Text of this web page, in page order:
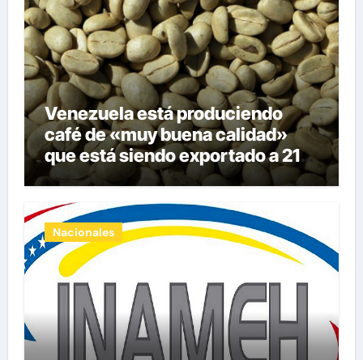
Venezuela está produciendo
café de «muy buena calidad»
que está siendo exportado a 21
países
Nacionales